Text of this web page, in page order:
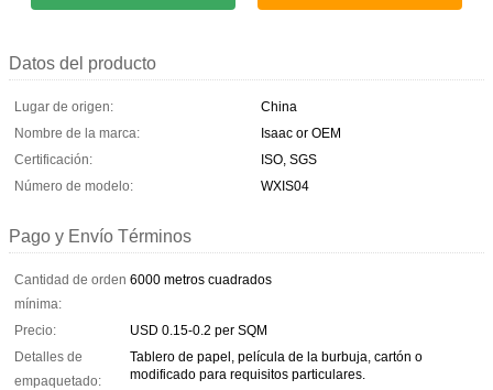
Datos del producto
Lugar de origen:
China
Nombre de la marca:
Isaac or OEM
Certificación:
ISO, SGS
Número de modelo:
WXIS04
Pago y Envío Términos
Cantidad de orden
mínima:
6000 metros cuadrados
Precio:
USD 0.15-0.2 per SQM
Detalles de
empaquetado:
Tablero de papel, película de la burbuja, cartón o
modificado para requisitos particulares.